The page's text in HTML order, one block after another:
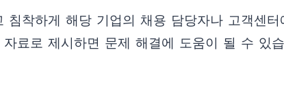
착하게 해당 기업의 채용 담당자나 고객센
료로 제시하면 문제 해결에 도움이 될 수 있